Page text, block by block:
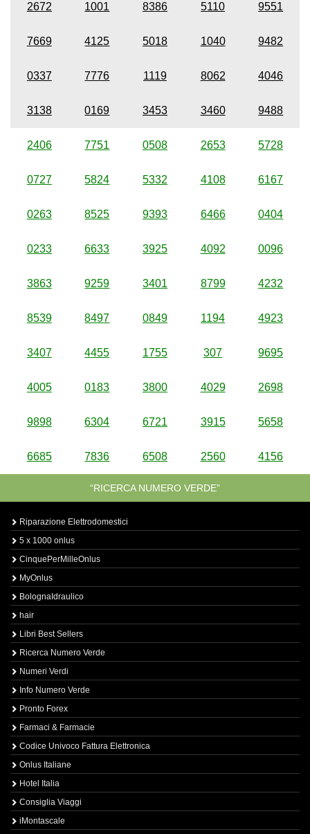
2672 1001 8386 5110 9551
7669 4125 5018 1040 9482
0337 7776 1119 8062 4046
3138 0169 3453 3460 9488
2406 7751 0508 2653 5728
0727 5824 5332 4108 6167
0263 8525 9393 6466 0404
0233 6633 3925 4092 0096
3863 9259 3401 8799 4232
8539 8497 0849 1194 4923
3407 4455 1755 307 9695
4005 0183 3800 4029 2698
9898 6304 6721 3915 5658
6685 7836 6508 2560 4156
“RICERCA NUMERO VERDE”
Riparazione Elettrodomestici
5 x 1000 onlus
CinquePerMilleOnlus
MyOnlus
BolognaIdraulico
hair
Libri Best Sellers
Ricerca Numero Verde
Numeri Verdi
Info Numero Verde
Pronto Forex
Farmaci & Farmacie
Codice Univoco Fattura Elettronica
Onlus Italiane
Hotel Italia
Consiglia Viaggi
iMontascale